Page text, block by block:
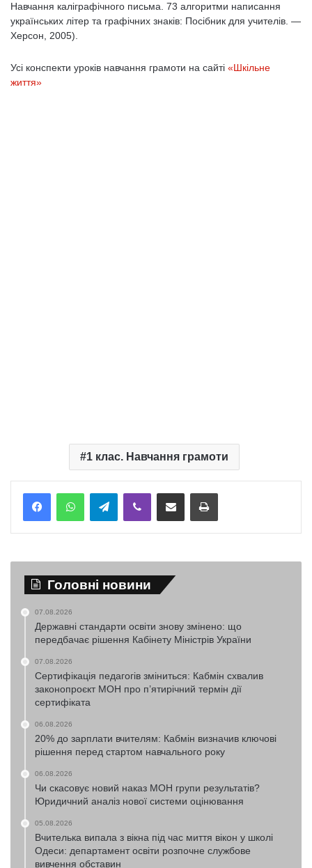
На­вчання каліграфічного письма. 73 алгоритми написання
українських літер та графічних знаків: Посібник для учителів. —
Херсон, 2005).
Усі конспекти уроків навчання грамоти на сайті «Шкільне
життя»
1 клас. Навчання грамоти
TelegramViber Надіслати електронною поштоюНадрукувати
Головні новини
07.08.2026
Державні стандарти освіти знову змінено: що
передбачає рішення Кабінету Міністрів України
07.08.2026
Сертифікація педагогів зміниться: Кабмін схвалив
законопроєкт МОН про п’ятирічний термін дії
сертифіката
06.08.2026
20% до зарплати вчителям: Кабмін визначив ключові
рішення перед стартом навчального року
06.08.2026
Чи скасовує новий наказ МОН групи результатів?
Юридичний аналіз нової системи оцінювання
05.08.2026
Вчителька випала з вікна під час миття вікон у школі
Одеси: департамент освіти розпочне службове
вивчення обставин